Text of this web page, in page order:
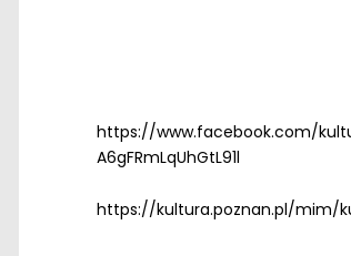
https://www.facebook.com/
A6gFRmLqUhGtL91l
https://kultura.poznan.pl/mim/